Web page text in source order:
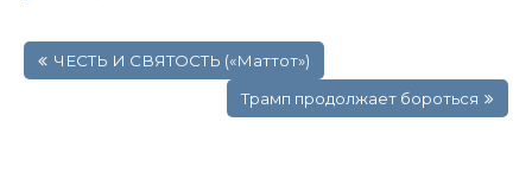
по ЧЕСТЬ И СВЯТОСТЬ («Маттот»)
Трамп продолжает бороться